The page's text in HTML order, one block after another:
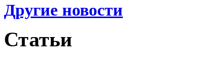
Другие новости
Статьи